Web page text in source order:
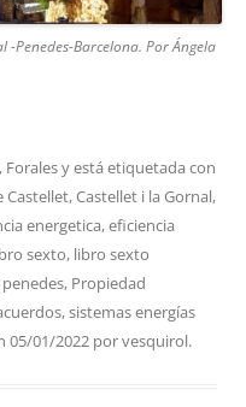
-Penedes-Barcelona. Por Ángela
, Foralesy está etiquetada con
Castellet,Castellet i la Gornal,
energetica,eficiencia
sexto, libro sexto
penedes, Propiedad
,sistemas energías
05/01/2022 porvesquirol.